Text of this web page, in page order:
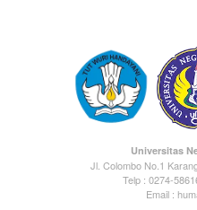
Universitas
Jl. Colombo No.1
Telp : 0274-
Email :